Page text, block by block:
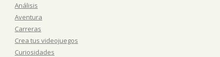
Análisis
Aventura
Carreras
Crea tus videojuegos
Curiosidades